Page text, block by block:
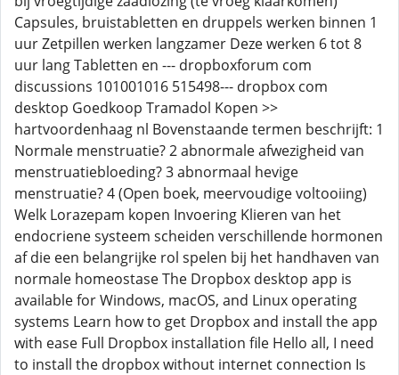
Capsules, bruistabletten en druppels werken binnen 1
uur Zetpillen werken langzamer Deze werken 6 tot 8
uur lang Tabletten en --- dropboxforum com
discussions 101001016 515498--- dropbox com
desktop Goedkoop Tramadol Kopen >>
hartvoordenhaag nl Bovenstaande termen beschrijft: 1
Normale menstruatie? 2 abnormale afwezigheid van
menstruatiebloeding? 3 abnormaal hevige
menstruatie? 4 (Open boek, meervoudige voltooiing)
Welk Lorazepam kopen Invoering Klieren van het
endocriene systeem scheiden verschillende hormonen
af die een belangrijke rol spelen bij het handhaven van
normale homeostase The Dropbox desktop app is
available for Windows, macOS, and Linux operating
systems Learn how to get Dropbox and install the app
with ease Full Dropbox installation file Hello all, I need
to install the dropbox without internet connection Is